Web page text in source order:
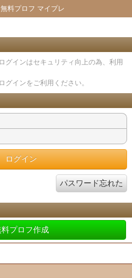
無料プロフ マイプレ
グインはセキュリティ向上の為、利用
グインをご利用ください。
パスワード忘れた
料プロフ作成